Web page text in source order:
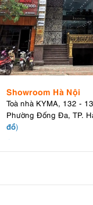
Showroom Hà Nội
Toà nhà KYMA, 132 -
Phường Đống Đa, TP.
đồ)